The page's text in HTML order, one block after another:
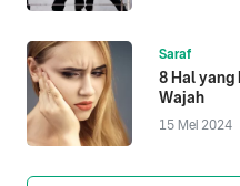
Saraf
8 Hal yang
Wajah
15 Mei 2024